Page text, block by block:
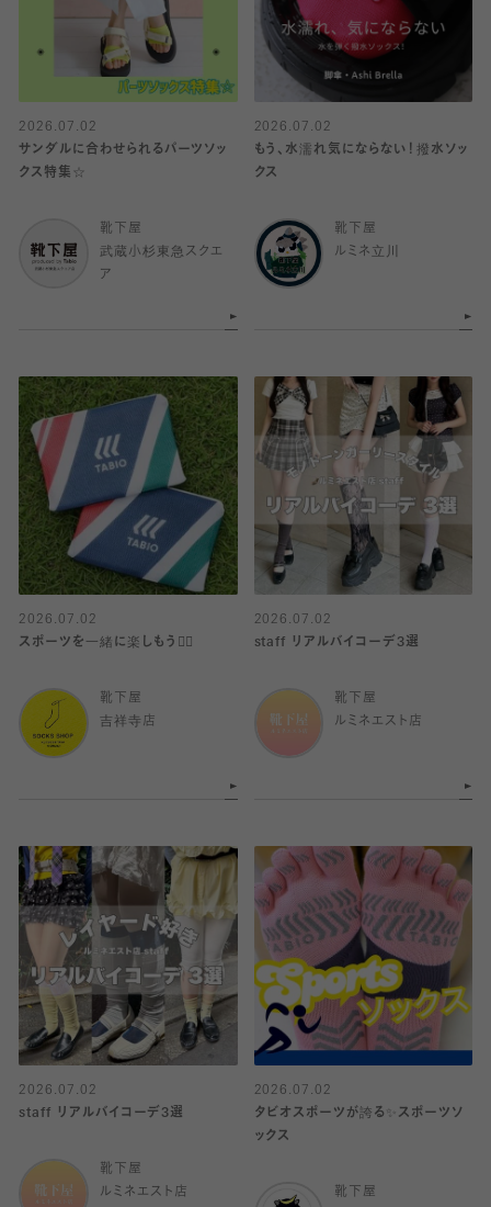
2026.07.02
サンダルに合わせられるパーツソッ
クス特集☆
靴下屋
武蔵小杉東急スクエ
ア
2026.07.02
もう、水濡れ気にならない！撥水ソッ
クス
靴下屋
ルミネ立川
2026.07.02
スポーツを一緒に楽しもう🏋️‍♀️
靴下屋
吉祥寺店
2026.07.02
staff リアルバイコーデ3選
靴下屋
ルミネエスト店
2026.07.02
staff リアルバイコーデ3選
靴下屋
ルミネエスト店
2026.07.02
タビオスポーツが誇る✨スポーツソ
ックス
靴下屋